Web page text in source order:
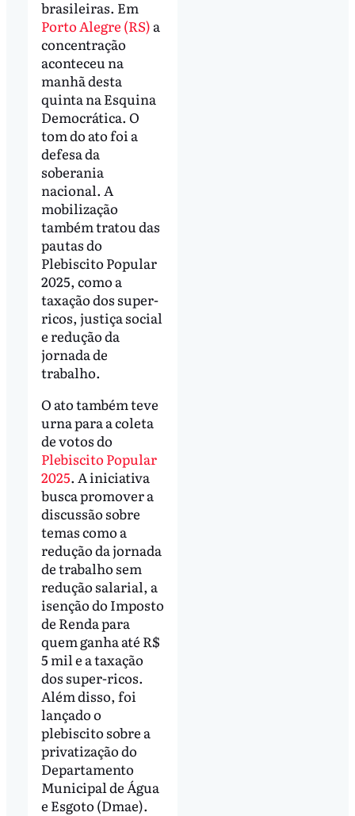
brasileiras. Em
Porto Alegre (RS) a
concentração
aconteceu na
manhã desta
quinta na Esquina
Democrática. O
tom do ato foi a
defesa da
soberania
nacional. A
mobilização
também tratou das
pautas do
Plebiscito Popular
2025, como a
taxação dos super-
ricos, justiça social
e redução da
jornada de
trabalho.
O ato também teve
urna para a coleta
de votos do
Plebiscito Popular
2025. A iniciativa
busca promover a
discussão sobre
temas como a
redução da jornada
de trabalho sem
redução salarial, a
isenção do Imposto
de Renda para
quem ganha até R$
5 mil e a taxação
dos super-ricos.
Além disso, foi
lançado o
plebiscito sobre a
privatização do
Departamento
Municipal de Água
e Esgoto (Dmae).